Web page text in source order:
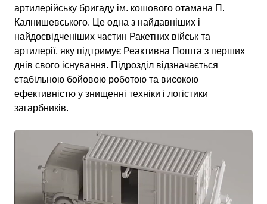
артилерійську бригаду ім. кошового отамана П.
Калнишевського. Це одна з найдавніших і
найдосвідченіших частин Ракетних військ та
артилерії, яку підтримує Реактивна Пошта з перших
днів свого існування. Підрозділ відзначається
стабільною бойовою роботою та високою
ефективністю у знищенні техніки і логістики
загарбників.